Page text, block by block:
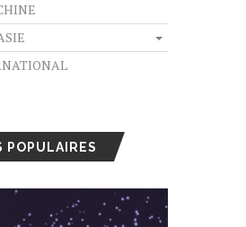
POPULAIRES